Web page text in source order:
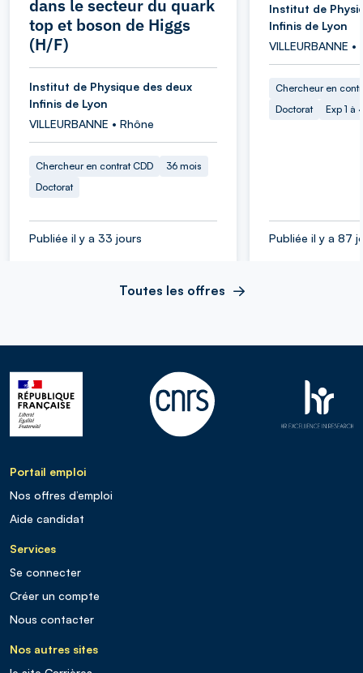
dans le secteur du quark
top et boson de Higgs
(H/F)
Institut de Physique des deux
Infinis de Lyon
VILLEURBANNE • Rhône
Chercheur en contrat CDD
36 mois
Doctorat
Publiée il y a 33 jours
Institut de
Infinis de Lyon
VILLEURBANNE •
Chercheur en
Doctorat
Exp 1 à
Publiée il y a 87
Toutes les offres
Portail emploi
Nos offres d’emploi
Aide candidat
Services
Se connecter
Créer un compte
Nous contacter
Nos autres sites